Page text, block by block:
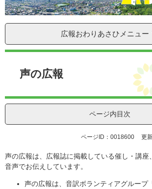
広報おわりあさひメニュー
本
声の広報
ページ内目次
ページID：0018600 更
声の広報は、広報誌に掲載している催し・講座
音声でお伝えしています。
声の広報は、音訳ボランティアグループ